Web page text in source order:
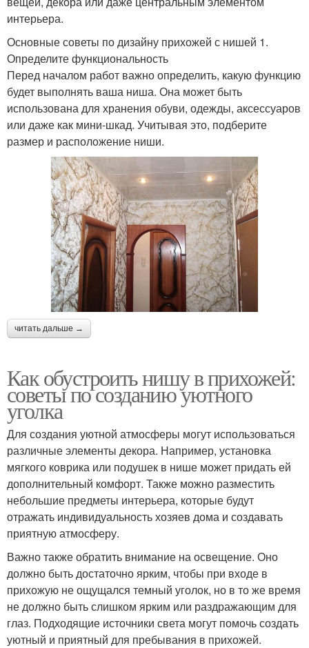
интерьера.
Основные советы по дизайну прихожей с нишей 1.
Определите функциональность
Перед началом работ важно определить, какую функцию
будет выполнять ваша ниша. Она может быть
использована для хранения обуви, одежды, аксессуаров
или даже как мини-шкад. Учитывая это, подберите
размер и расположение ниши.
читать дальше →
Как обустроить нишу в прихожей:
советы по созданию уютного
уголка
Для создания уютной атмосферы могут использоваться
различные элементы декора. Например, установка
мягкого коврика или подушек в нише может придать ей
дополнительный комфорт. Также можно разместить
небольшие предметы интерьера, которые будут
отражать индивидуальность хозяев дома и создавать
приятную атмосферу.
Важно также обратить внимание на освещение. Оно
должно быть достаточно ярким, чтобы при входе в
прихожую не ощущался темный уголок, но в то же время
не должно быть слишком ярким или раздражающим для
глаз. Подходящие источники света могут помочь создать
уютный и приятный для пребывания в прихожей.